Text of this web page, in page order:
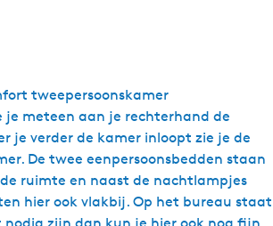
tweepersoonskamer
je meteen aan je rechterhand de
je verder de kamer inloopt zie je de
De twee eenpersoonsbedden staan
ruimte en naast de nachtlampjes
hier ook vlakbij. Op het bureau staat